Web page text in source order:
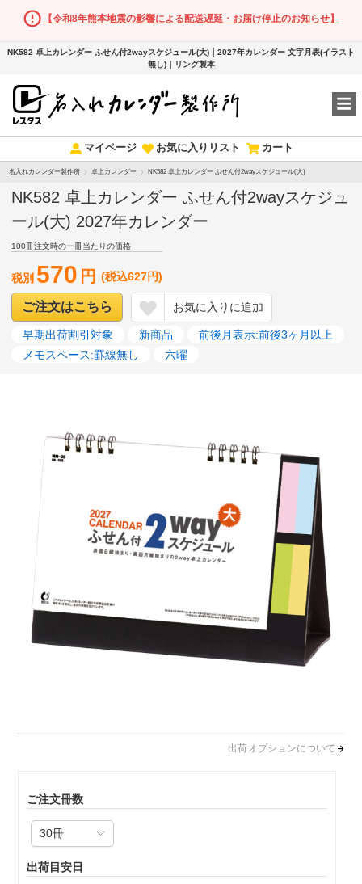
【令和8年熊本地震の影響による配送遅延・お届け停止のお知らせ】
NK582 卓上カレンダー ふせん付2wayスケジュール(大)｜2027年カレンダー 文字月表(イラスト
無し)｜リング製本
マイページ お気に入りリスト カート
名入れカレンダー製作所 卓上カレンダー NK582 卓上カレンダー ふせん付2wayスケジュール(大)
NK582 卓上カレンダー ふせん付2wayスケジュ
ール(大) 2027年カレンダー
100冊注文時の一冊当たりの価格
税別 570 円 (税込627円)
ご注文はこちら お気に入りに追加
早期出荷割引対象 新商品
前後月表示:前後3ヶ月以上
メモスペース:罫線無し
六曜
出荷オプションについて
ご注文冊数
出荷目安日